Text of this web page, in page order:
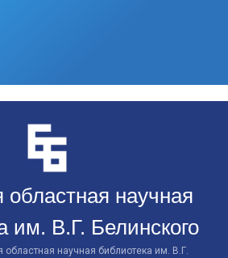
областная научная
им. В.Г. Белинского
научная библиотека им. В.Г.